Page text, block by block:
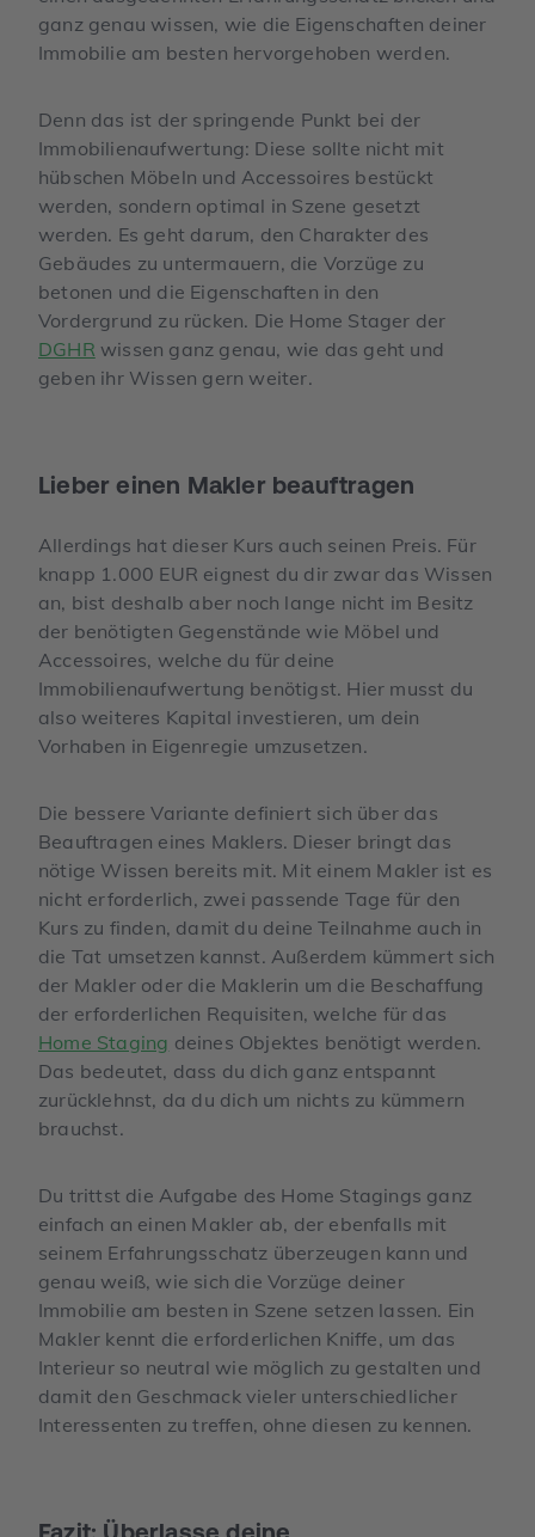
ganz genau wissen, wie die Eigenschaften deiner
Immobilie am besten hervorgehoben werden.
Denn das ist der springende Punkt bei der
Immobilienaufwertung: Diese sollte nicht mit
hübschen Möbeln und Accessoires bestückt
werden, sondern optimal in Szene gesetzt
werden. Es geht darum, den Charakter des
Gebäudes zu untermauern, die Vorzüge zu
betonen und die Eigenschaften in den
Vordergrund zu rücken. Die Home Stager der
DGHR wissen ganz genau, wie das geht und
geben ihr Wissen gern weiter.
Lieber einen Makler beauftragen
Allerdings hat dieser Kurs auch seinen Preis. Für
knapp 1.000 EUR eignest du dir zwar das Wissen
an, bist deshalb aber noch lange nicht im Besitz
der benötigten Gegenstände wie Möbel und
Accessoires, welche du für deine
Immobilienaufwertung benötigst. Hier musst du
also weiteres Kapital investieren, um dein
Vorhaben in Eigenregie umzusetzen.
Die bessere Variante definiert sich über das
Beauftragen eines Maklers. Dieser bringt das
nötige Wissen bereits mit. Mit einem Makler ist es
nicht erforderlich, zwei passende Tage für den
Kurs zu finden, damit du deine Teilnahme auch in
die Tat umsetzen kannst. Außerdem kümmert sich
der Makler oder die Maklerin um die Beschaffung
der erforderlichen Requisiten, welche für das
Home Staging deines Objektes benötigt werden.
Das bedeutet, dass du dich ganz entspannt
zurücklehnst, da du dich um nichts zu kümmern
brauchst.
Du trittst die Aufgabe des Home Stagings ganz
einfach an einen Makler ab, der ebenfalls mit
seinem Erfahrungsschatz überzeugen kann und
genau weiß, wie sich die Vorzüge deiner
Immobilie am besten in Szene setzen lassen. Ein
Makler kennt die erforderlichen Kniffe, um das
Interieur so neutral wie möglich zu gestalten und
damit den Geschmack vieler unterschiedlicher
Interessenten zu treffen, ohne diesen zu kennen.